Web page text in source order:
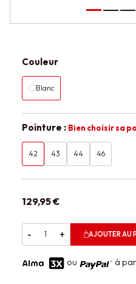
Couleur
Blanc
Pointure : Bien choisir sa
42 43 44 46
129,95 €
- + AJOUTER AU
ou à